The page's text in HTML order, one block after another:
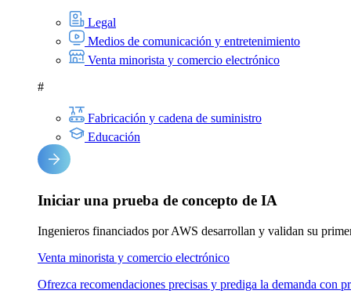
Legal
Medios de comunicación y entretenimiento
Venta minorista y comercio electrónico
#
Fabricación y cadena de suministro
Educación
Iniciar una prueba de concepto de IA
Ingenieros financiados por AWS desarrollan y validan su
Venta minorista y comercio electrónico
Ofrezca recomendaciones precisas y prediga la demanda con